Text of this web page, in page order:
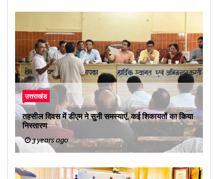
उत्तराखंड
तहसील दिवस में डीएम ने सुनी समस्याएं, कई शिकायतों का किया
निस्तारण
3 years ago